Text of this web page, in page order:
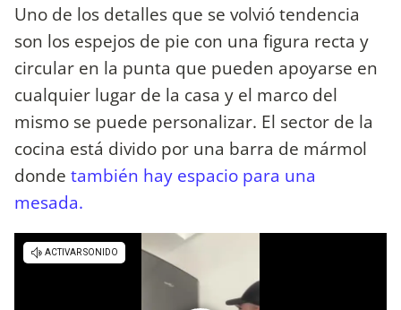
Uno de los detalles que se volvió tendencia
son los espejos de pie con una figura recta y
circular en la punta que pueden apoyarse en
cualquier lugar de la casa y el marco del
mismo se puede personalizar. El sector de la
cocina está divido por una barra de mármol
donde también hay espacio para una
mesada.